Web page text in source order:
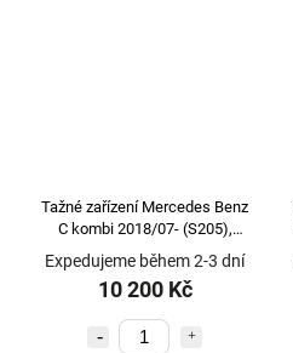
Tažné zařízení Mercedes Benz
C kombi 2018/07- (S205),
vertikální, GDW
Expedujeme během 2-3 dní
10 200 Kč